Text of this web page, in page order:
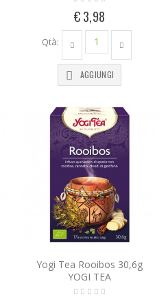
€ 3,98
Qtà:
AGGIUNGI
Yogi Tea Rooibos 30,6g
YOGI TEA